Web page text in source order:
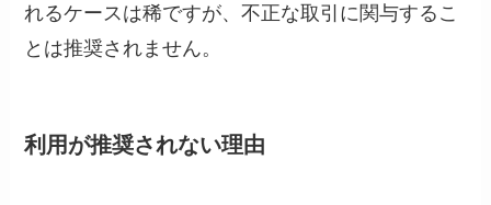
れるケースは稀ですが、不正な取引に関与するこ
とは推奨されません。
利用が推奨されない理由